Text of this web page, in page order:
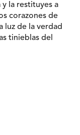
y la restituyes a
corazones de
luz de la verdad
tinieblas del